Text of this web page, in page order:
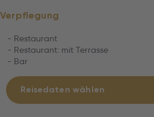
Verpflegung
- Restaurant
- Restaurant: mit Terrasse
- Bar
Reisedaten wählen